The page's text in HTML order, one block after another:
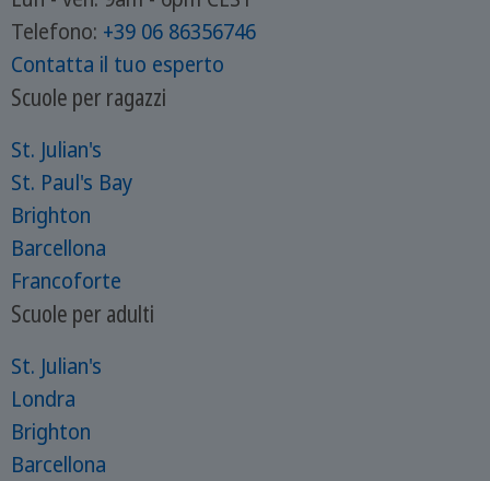
Telefono: +39 06 86356746
Contatta il tuo esperto
Scuole per ragazzi
St. Julian's
St. Paul's Bay
Brighton
Barcellona
Francoforte
Scuole per adulti
St. Julian's
Londra
Brighton
Barcellona